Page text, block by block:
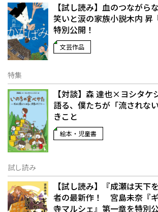
【試し読み】血のつながら
笑いと涙の家族小説――木内
特別公開！
文芸作品
特集
【対談】森 達也×ヨシタケ
語る、僕たちが「流されな
きこと
絵本・児童書
試し読み
【試し読み】『成瀬は天下
者の最新作！ 宮島未奈『
寺マルシェ』第一章を特別